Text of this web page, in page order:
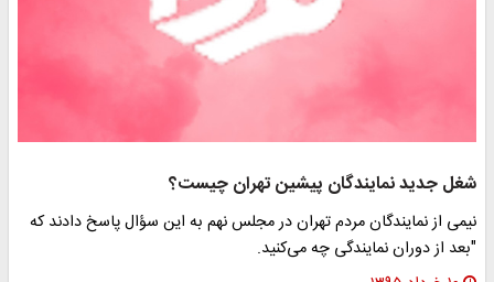
شغل جدید نمایندگان پیشین تهران چیست؟
نیمی از نمایندگان مردم تهران در مجلس نهم به این سؤال پاسخ دادند که
"بعد از دوران نمایندگی چه می‌کنید.